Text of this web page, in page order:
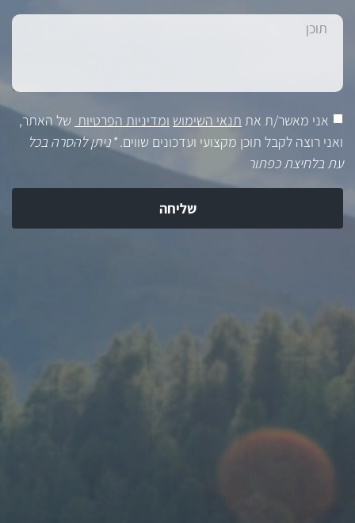
אני מאשר/ת את תנאי השימוש ומדיניות הפרטיות של האתר,
ואני רוצה לקבל תוכן מקצועי ועדכונים שווים.*ניתן להסרה בכל
עת בלחיצת כפתור
שליחה